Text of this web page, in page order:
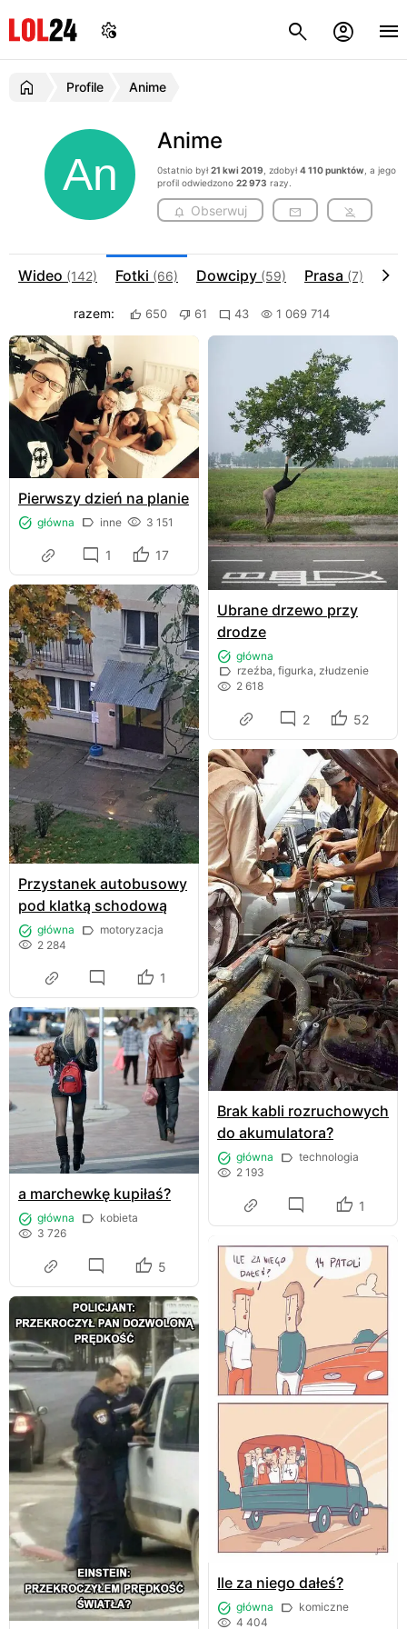
Profile Anime
Anime
0statnio był21 kwi 2019 , zdobył4 110 punktów , a jego
profil odwiedzono 22 973 razy.
Obserwuj
Wideo (142) Fotki (66) Dowcipy (59) Prasa (7)
razem: 650 61 43 1 069 714
Pierwszy dzień na planie
główna inne 3 151
1 17
Ubrane drzewo przy
drodze
główna
rzeźba, figurka, złudzenie
2 618
2 52
Przystanek autobusowy
pod klatką schodową
główna
motoryzacja
2 284
1
Brak kabli rozruchowych
do akumulatora?
główna
technologia
2 193
1
a marchewkę kupiłaś?
główna
kobieta
3 726
5
Ile za niego dałeś?
główna
komiczne
4 404